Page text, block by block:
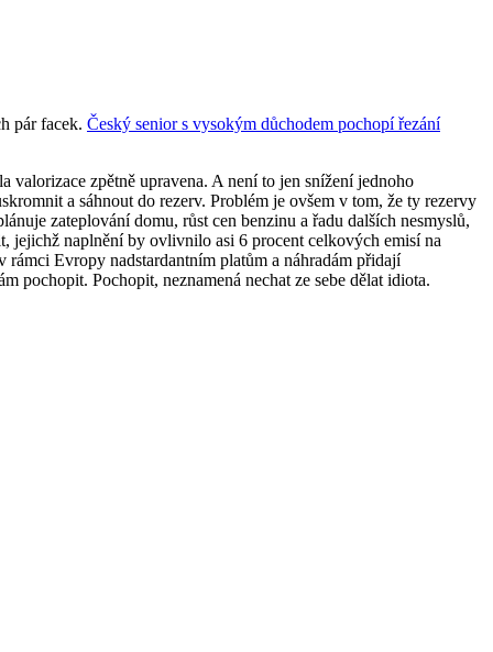
pár facek. Český senior s vysokým důchodem pochopí řezání
zpětně upravena. A není to jen snížení jednoho
a sáhnout do rezerv. Problém je ovšem v tom, že ty rezervy
zateplování domu, růst cen benzinu a řadu dalších nesmyslů,
jejichž naplnění by ovlivnilo asi 6 procent celkových emisí na
Evropy nadstardantním platům a náhradám přidají
pochopit. Pochopit, neznamená nechat ze sebe dělat idiota.